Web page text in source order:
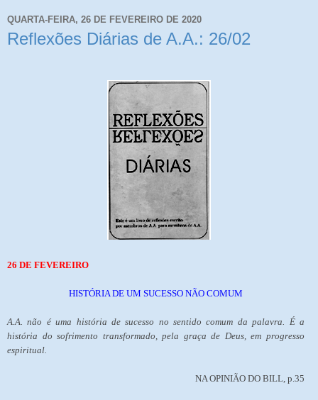
QUARTA-FEIRA, 26 DE FEVEREIRO DE 2020
Reflexões Diárias de A.A.: 26/02
26 DE FEVEREIRO
HISTÓRIA DE UM SUCESSO NÃO COMUM
A.A. não é uma história de sucesso no sentido comum da palavra. É a
história do sofrimento transformado, pela graça de Deus, em progresso
espiritual.
NA OPINIÃO DO BILL, p.35